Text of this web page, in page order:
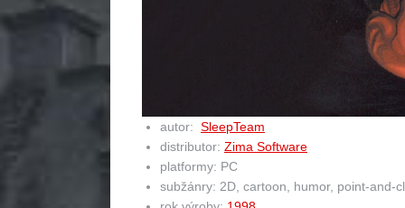
autor: SleepTeam
distributor: Zima Software
platformy: PC
subžánry: 2D, cartoon, humor, point-and-